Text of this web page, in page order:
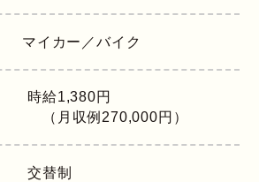
マイカー／バイク
時給1,380円
（月収例270,000円）
交替制